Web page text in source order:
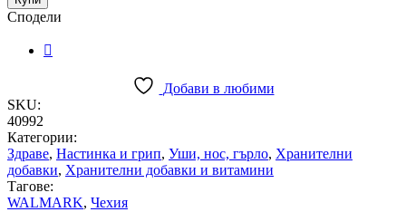
таблетки
quantity
Сподели
Добави в любими
SKU:
40992
Категории:
Здраве, Настинка и грип, Уши, нос, гърло, Хранителни
добавки, Хранителни добавки и витамини
Тагове:
WALMARK, Чехия